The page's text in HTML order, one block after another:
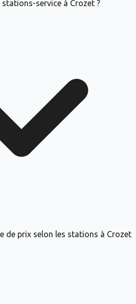
service à Crozet ?
de prix selon les stations à Crozet